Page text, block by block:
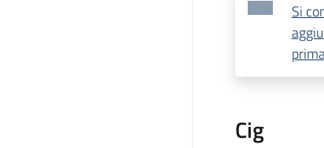
Si
Cig